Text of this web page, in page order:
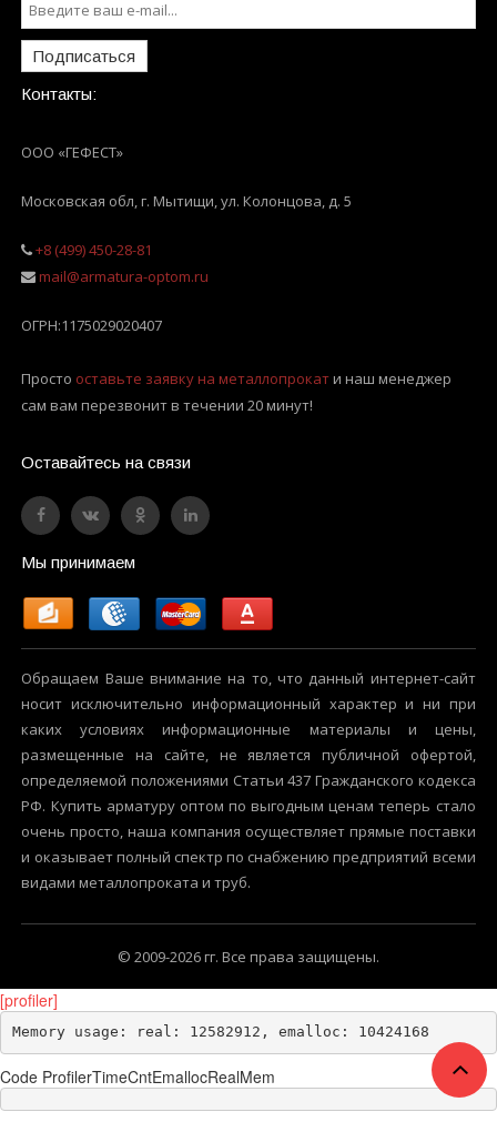
Подписаться
Контакты:
ООО «ГЕФЕСТ»
Московская обл, г. Мытищи,ул. Колонцова, д. 5
+8 (499) 450-28-81
mail@armatura-optom.ru
ОГРН:1175029020407
Просто оставьте заявку на металлопрокати наш менеджер
сам вам перезвонит в течении 20 минут!
Оставайтесь на связи
Мы принимаем
Обращаем Ваше внимание на то, что данный интернет-сайт
носит исключительно информационный характер и ни при
каких условиях информационные материалы и цены,
размещенные на сайте, не является публичной офертой,
определяемой положениями Статьи 437 Гражданского кодекса
РФ. Купить арматуру оптом по выгодным ценам теперь стало
очень просто, наша компания осуществляет прямые поставки
и оказывает полный спектр по снабжению предприятий всеми
видами металлопроката и труб.
© 2009-2026 гг. Все права защищены.
[profiler]
Memory usage: real: 12582912, emalloc: 10424168
Code ProfilerTimeCntEmallocRealMem